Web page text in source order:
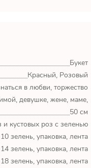
Букет
Красный, Розовый
в любви, торжество
девушке, жене, маме,
50 см
кустовых роз с зеленью
зелень, упаковка, лента
зелень, упаковка, лента
зелень, упаковка, лента